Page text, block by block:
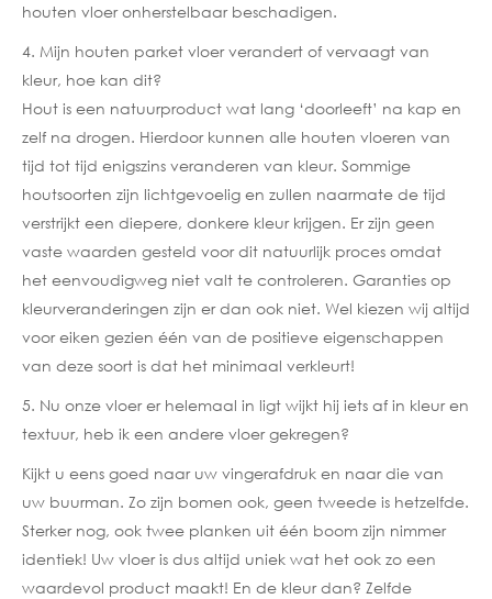
houten vloer onherstelbaar beschadigen.
4. Mijn houten parket vloer verandert of vervaagt van
kleur, hoe kan dit?
Hout is een natuurproduct wat lang ‘doorleeft’ na kap en
zelf na drogen. Hierdoor kunnen alle houten vloeren van
tijd tot tijd enigszins veranderen van kleur. Sommige
houtsoorten zijn lichtgevoelig en zullen naarmate de tijd
verstrijkt een diepere, donkere kleur krijgen. Er zijn geen
vaste waarden gesteld voor dit natuurlijk proces omdat
het eenvoudigweg niet valt te controleren. Garanties op
kleurveranderingen zijn er dan ook niet. Wel kiezen wij altijd
voor eiken gezien één van de positieve eigenschappen
van deze soort is dat het minimaal verkleurt!
5. Nu onze vloer er helemaal in ligt wijkt hij iets af in kleur en
textuur, heb ik een andere vloer gekregen?
Kijkt u eens goed naar uw vingerafdruk en naar die van
uw buurman. Zo zijn bomen ook, geen tweede is hetzelfde.
Sterker nog, ook twee planken uit één boom zijn nimmer
identiek! Uw vloer is dus altijd uniek wat het ook zo een
waardevol product maakt! En de kleur dan? Zelfde